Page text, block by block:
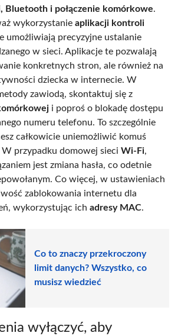
Bluetooth i połączenie komórkowe.
wykorzystanie aplikacji kontroli
umożliwiają precyzyjne ustalanie
w sieci. Aplikacje te pozwalają
konkretnych stron, ale również na
dziecka w internecie. W
zawiodą, skontaktuj się z
i poproś o blokadę dostępu
numeru telefonu. To szczególnie
całkowicie uniemożliwić komuś
W przypadku domowej sieci Wi-Fi,
jest zmiana hasła, co odetnie
Co więcej, w ustawieniach
zablokowania internetu dla
wykorzystując ich adresy MAC.
Co to znaczy przekroczony
limit danych? Wszystko, co
musisz wiedzieć
wyłączyć, aby